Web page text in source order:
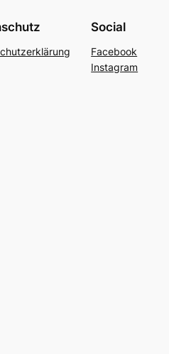
Social
Facebook
Instagram